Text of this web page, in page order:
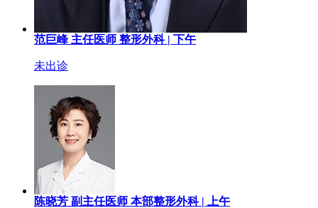
范巨峰 主任医师 整形外科 | 下午
未出诊
陈晓芳 副主任医师 本部整形外科 | 上午